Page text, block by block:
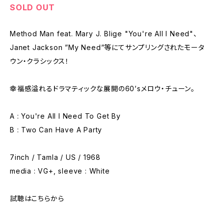
SOLD OUT
Method Man feat. Mary J. Blige "You're All I Need"、
Janet Jackson ”My Need”等にてサンプリングされたモータ
ウン・クラシックス！
幸福感溢れるドラマティックな展開の60’sメロウ・チューン。
A : You're All I Need To Get By
B : Two Can Have A Party
7inch / Tamla / US / 1968
media : VG+, sleeve : White
試聴はこちらから